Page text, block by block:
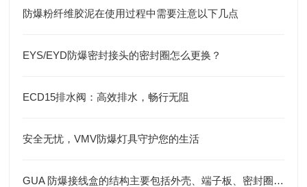
防爆粉纤维胶泥在使用过程中需要注意以下几点
EYS/EYD防爆密封接头的密封圈怎么更换？
ECD15排水阀：高效排水，畅行无阻
安全无忧，VMV防爆灯具守护您的生活
GUA 防爆接线盒的结构主要包括外壳、端子板、密封圈、接线孔等部分